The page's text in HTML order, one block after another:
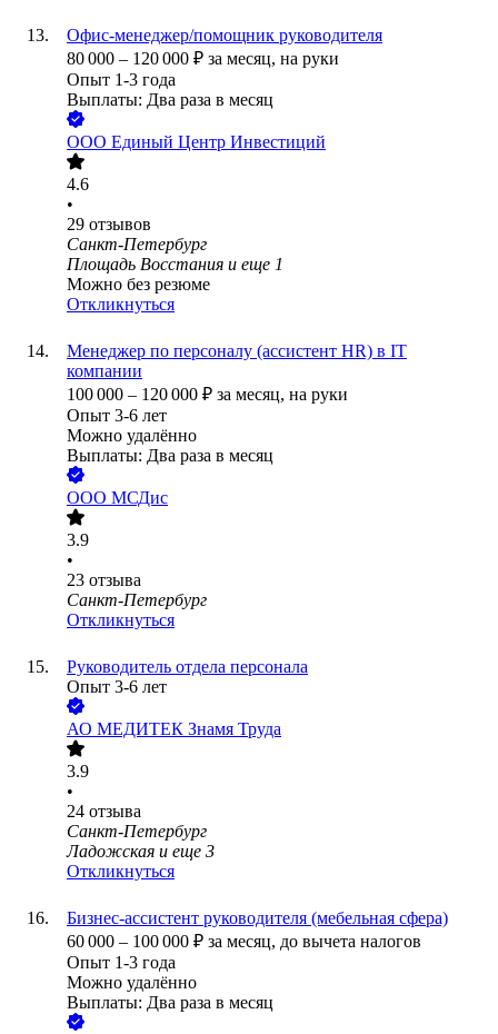
Офис-менеджер/помощник руководителя
80 000 – 120 000 ₽ за месяц, на руки
Опыт 1-3 года
Выплаты: Два раза в месяц
ООО Единый Центр Инвестиций
4.6
•
29 отзывов
Санкт-Петербург
Площадь Восстания и еще 1
Можно без резюме
Откликнуться
Менеджер по персоналу (ассистент HR) в IT
компании
100 000 – 120 000 ₽ за месяц, на руки
Опыт 3-6 лет
Можно удалённо
Выплаты: Два раза в месяц
ООО МСДис
3.9
•
23 отзыва
Санкт-Петербург
Откликнуться
Руководитель отдела персонала
Опыт 3-6 лет
АО МЕДИТЕК Знамя Труда
3.9
•
24 отзыва
Санкт-Петербург
Ладожская и еще 3
Откликнуться
Бизнес-ассистент руководителя (мебельная сфера)
60 000 – 100 000 ₽ за месяц, до вычета налогов
Опыт 1-3 года
Можно удалённо
Выплаты: Два раза в месяц